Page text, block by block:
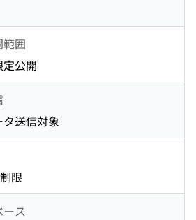
囲
公開
送信対象
限
ス